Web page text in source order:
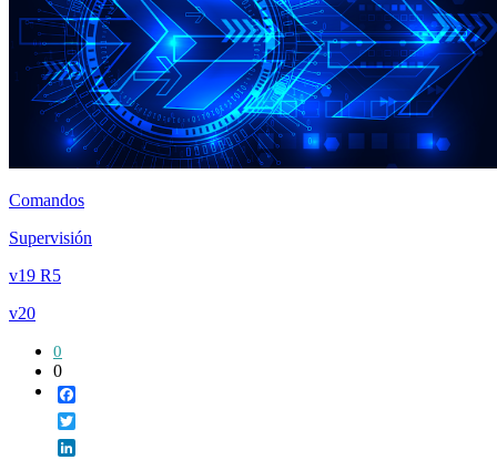
Comandos
Supervisión
v19 R5
v20
0
0